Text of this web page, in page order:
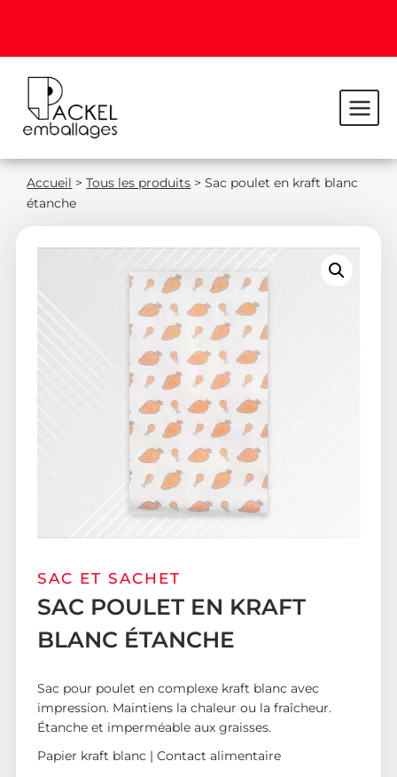
Accueil >Tous les produits >Sac poulet en kraft blanc
étanche
SAC ET SACHET
SAC POULET EN KRAFT
BLANC ÉTANCHE
Sac pour poulet en complexe kraft blanc avec
impression. Maintiens la chaleur ou la fraîcheur.
Étanche et imperméable aux graisses.
Papier kraft blanc | Contact alimentaire